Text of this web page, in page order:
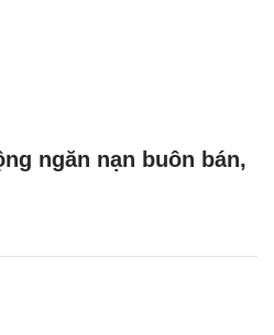
ngăn nạn buôn bán,